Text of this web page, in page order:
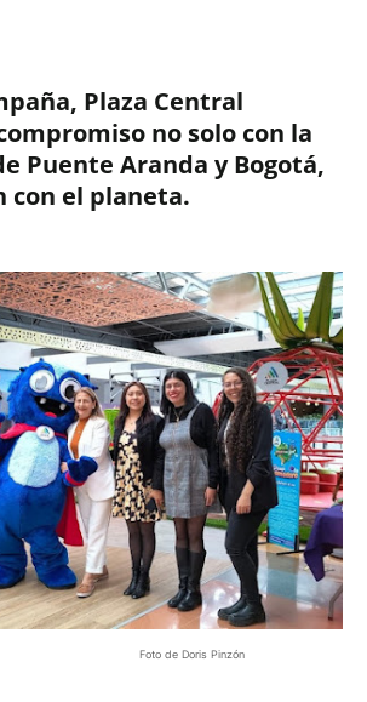
Plaza Central
no solo con la
Puente Aranda y Bogotá,
con el planeta.
Foto de Doris Pinzón